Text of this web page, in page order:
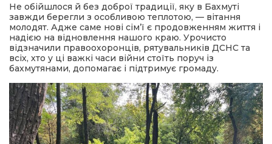
Не обійшлося й без доброї традиції, яку в Бахмуті
завжди берегли з особливою теплотою, — вітання
молодят. Адже саме нові сім’ї є продовженням життя і
надією на відновлення нашого краю. Урочисто
відзначили правоохоронців, рятувальників ДСНС та
всіх, хто у ці важкі часи війни стоїть поруч із
бахмутянами, допомагає і підтримує громаду.